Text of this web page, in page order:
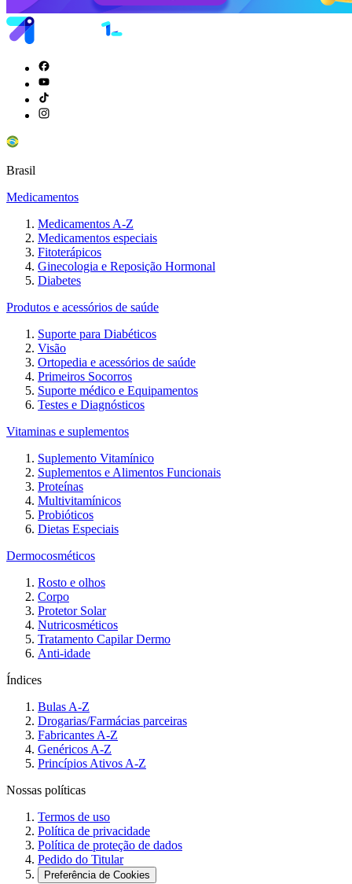
Brasil
Medicamentos
Medicamentos A-Z
Medicamentos especiais
Fitoterápicos
Ginecologia e Reposição Hormonal
Diabetes
Produtos e acessórios de saúde
Suporte para Diabéticos
Visão
Ortopedia e acessórios de saúde
Primeiros Socorros
Suporte médico e Equipamentos
Testes e Diagnósticos
Vitaminas e suplementos
Suplemento Vitamínico
Suplementos e Alimentos Funcionais
Proteínas
Multivitamínicos
Probióticos
Dietas Especiais
Dermocosméticos
Rosto e olhos
Corpo
Protetor Solar
Nutricosméticos
Tratamento Capilar Dermo
Anti-idade
Índices
Bulas A-Z
Drogarias/Farmácias parceiras
Fabricantes A-Z
Genéricos A-Z
Princípios Ativos A-Z
Nossas políticas
Termos de uso
Política de privacidade
Política de proteção de dados
Pedido do Titular
Preferência de Cookies